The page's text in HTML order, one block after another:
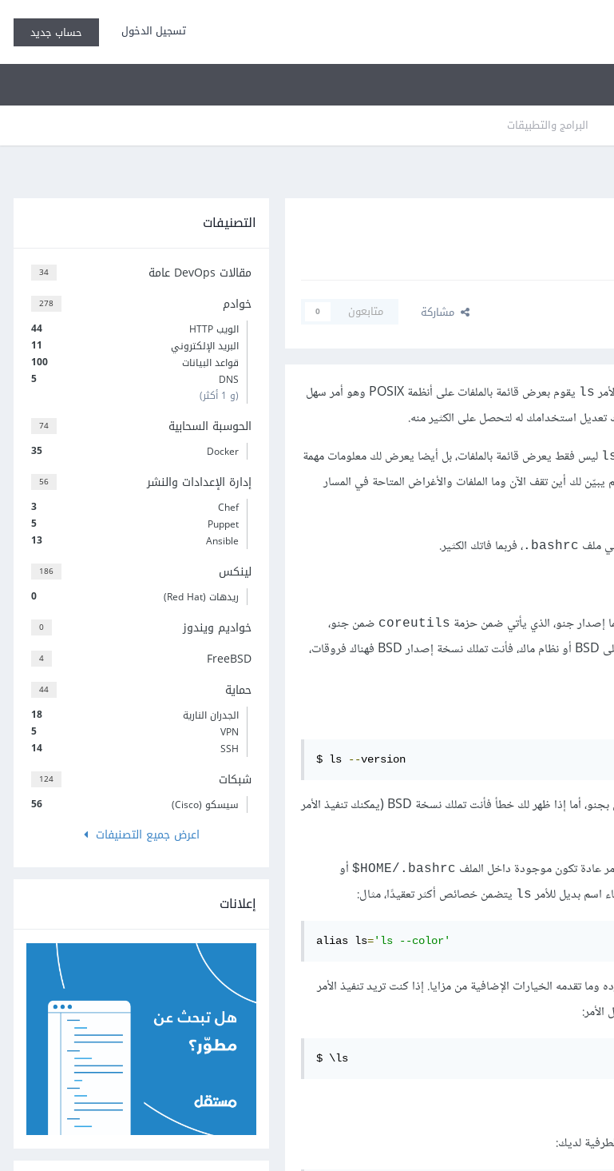
تسجيل الدخول حساب جديد
البرامج والتطبيقات
مشاركة متابعون 0
ls
يقوم بعرض قائمة بالملفات على أنظمة POSIX وهو أمر سهل
استخدامك له لتحصل على الكثير منه.
ليس فقط يعرض قائمة بالملفات، بل أيضا يعرض لك معلومات مهمة
لك أين تقف الآن وما الملفات والأغراض المتاحة في المسار
ملف bashrc. ، فربما فاتك الكثير.
إصدار جنو، الذي يأتي ضمن حزمة coreutils ضمن جنو،
مثبت لديك أما إذا كنت تعمل على BSD أو نظام ماك، فأنت تملك نسخة إصدار BSD فهناك فروقات،
$ ls --version
عادة تكون موجودة داخل الملف HOME/.bashrc$ أو
اسم بديل للأمر ls يتضمن خصائص أكثر تعقيدًا، مثال:
alias ls='ls --color'
وما تقدمه الخيارات الإضافية من مزايا. إذا كنت تريد تنفيذ الأمر
الأمر:
$ \ls
لديك:
التصنيفات
34 مقالات DevOps عامة
278 خوادم
44
الويب HTTP
11
البريد الإلكتروني
100
قواعد البيانات
5
DNS
(و 1 أكثر)
74 الحوسبة السحابية
35 Docker
56 إدارة الإعدادات والنشر
3
Chef
5
Puppet
13
Ansible
186 لينكس
0 ريدهات (Red Hat)
0 خواديم ويندوز
4 FreeBSD
44 حماية
18
الجدران النارية
5
VPN
14
SSH
124 شبكات
56 سيسكو (Cisco)
اعرض جميع التصنيفات
إعلانات